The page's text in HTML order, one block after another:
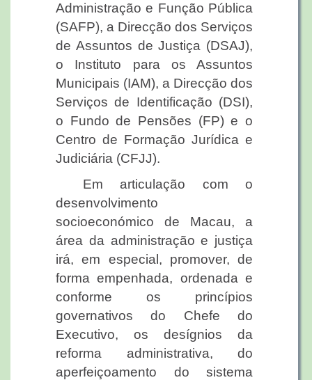
Administração e Função Pública
(SAFP), a Direcção dos Serviços
de Assuntos de Justiça (DSAJ),
o Instituto para os Assuntos
Municipais (IAM), a Direcção dos
Serviços de Identificação (DSI),
o Fundo de Pensões (FP) e o
Centro de Formação Jurídica e
Judiciária (CFJJ).
Em articulação com o
desenvolvimento
socioeconómico de Macau, a
área da administração e justiça
irá, em especial, promover, de
forma empenhada, ordenada e
conforme os princípios
governativos do Chefe do
Executivo, os desígnios da
reforma administrativa, do
aperfeiçoamento do sistema